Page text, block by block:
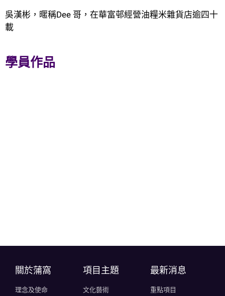
吳漢彬，暱稱Dee 哥，在華富邨經營油糧米雜貨店逾四十
載
學員作品
關於蒲窩​
理念及使命
項目主題
文化藝術
最新消息
重點項目